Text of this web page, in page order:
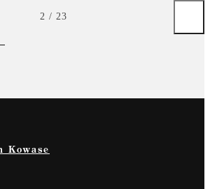
3 / 23
Kowase